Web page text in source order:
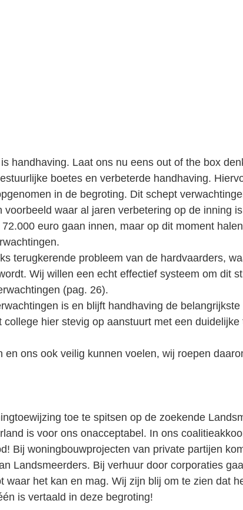
handhaving. Laat ons nu eens out of the box
in de begroting. Dit schept
voorbeeld waar al jaren verbetering op de inning
terugkerende probleem van de hardvaarders,
Wij willen een echt effectief systeem om dit
(pag. 26).
is en blijft handhaving de belangrijkste
hier stevig op aanstuurt met een duidelijke
en ons ook veilig kunnen voelen, wij roepen
toe te spitsen op de zoekende
is voor ons onacceptabel. In ons
Bij woningbouwprojecten van private partijen
Landsmeerders. Bij verhuur door corporaties
waar het kan en mag. Wij zijn blij om te zien dat
is vertaald in deze begroting!